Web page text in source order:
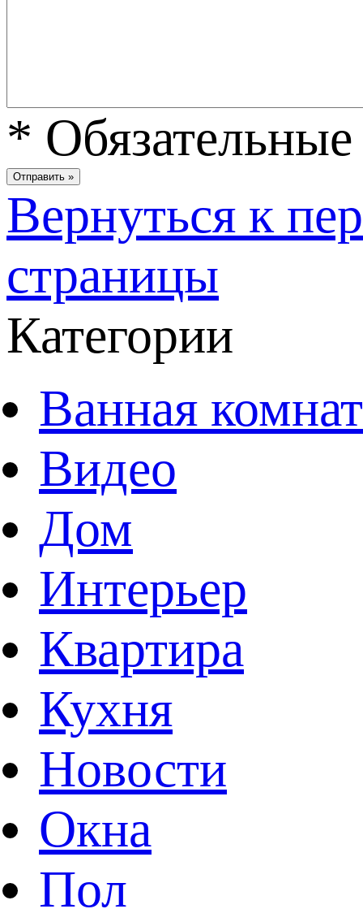
*
Вернуться к
страницы
Категории
Ванная
Видео
Дом
Интерьер
Квартира
Кухня
Новости
Окна
Пол